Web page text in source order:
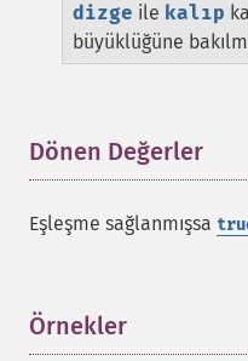
dizge ile kalıp
büyüklüğüne
Dönen Değerler
Eşleşme sağlanmışsa
Örnekler